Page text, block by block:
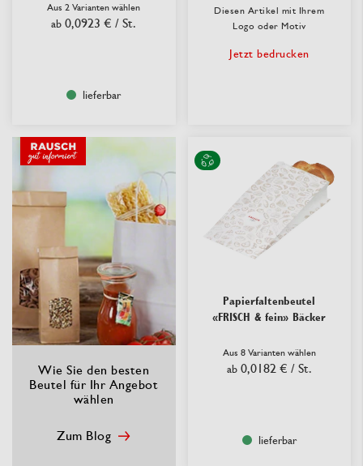
Aus 2 Varianten wählen
ab 0,0923 € / St.
lieferbar
Diesen Artikel mit Ihrem
Logo oder Motiv
Jetzt bedrucken
Wie Sie den besten
Beutel für Ihr Angebot
wählen
Zum Blog
Papierfaltenbeutel
«FRISCH & fein» Bäcker
Aus 8 Varianten wählen
ab 0,0182 € / St.
lieferbar